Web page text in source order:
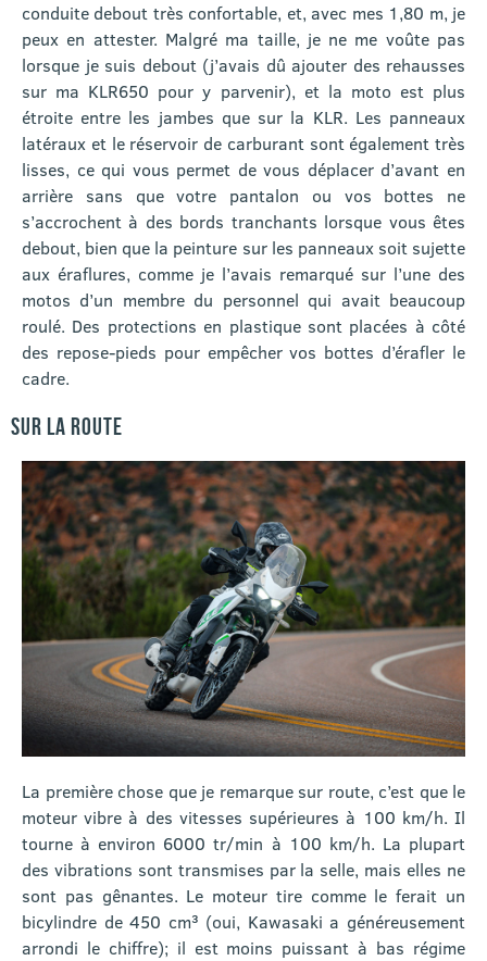
conduite debout très confortable, et, avec mes 1,80 m, je
peux en attester. Malgré ma taille, je ne me voûte pas
lorsque je suis debout (j’avais dû ajouter des rehausses
sur ma KLR650 pour y parvenir), et la moto est plus
étroite entre les jambes que sur la KLR. Les panneaux
latéraux et le réservoir de carburant sont également très
lisses, ce qui vous permet de vous déplacer d’avant en
arrière sans que votre pantalon ou vos bottes ne
s’accrochent à des bords tranchants lorsque vous êtes
debout, bien que la peinture sur les panneaux soit sujette
aux éraflures, comme je l’avais remarqué sur l’une des
motos d’un membre du personnel qui avait beaucoup
roulé. Des protections en plastique sont placées à côté
des repose-pieds pour empêcher vos bottes d’érafler le
cadre.
SUR LA ROUTE
La première chose que je remarque sur route, c’est que le
moteur vibre à des vitesses supérieures à 100 km/h. Il
tourne à environ 6000 tr/min à 100 km/h. La plupart
des vibrations sont transmises par la selle, mais elles ne
sont pas gênantes. Le moteur tire comme le ferait un
bicylindre de 450 cm³ (oui, Kawasaki a généreusement
arrondi le chiffre); il est moins puissant à bas régime